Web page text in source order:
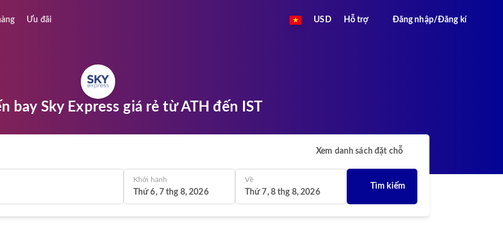
Ưu đãi USD Hỗ trợ Đăng nhập/Đăng kí
bay Sky Express giá rẻ từ ATH đến IST
Xem danh sách đặt chỗ
Khởi hành
Thứ 6, 7 thg 8, 2026
Về
Thứ 7, 8 thg 8, 2026
Tìm kiếm